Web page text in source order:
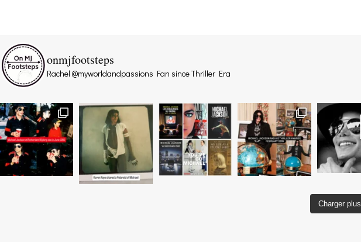
onmjfootsteps
Rachel @myworldandpassions Fan since Thriller Era
Charger plus